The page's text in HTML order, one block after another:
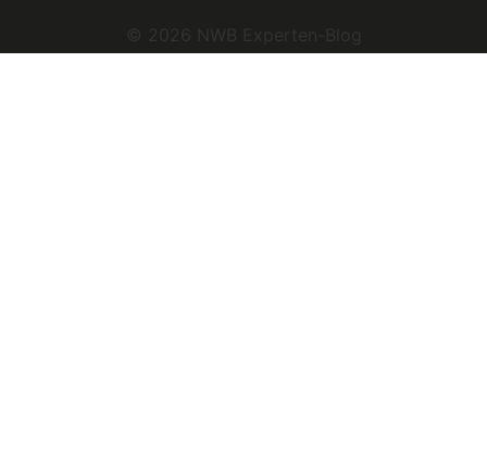
© 2026 NWB Experten-Blog